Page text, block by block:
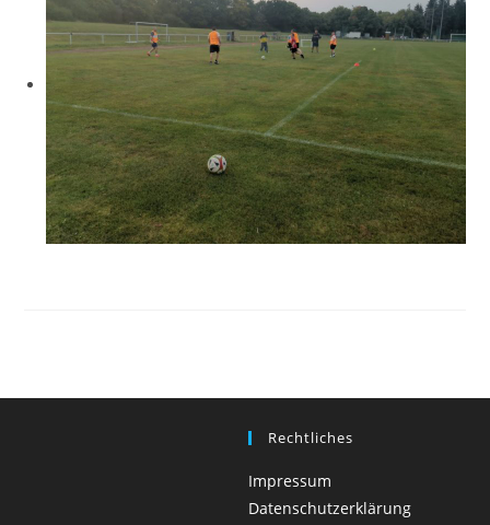
Rechtliches
Impressum
Datenschutzerklärung